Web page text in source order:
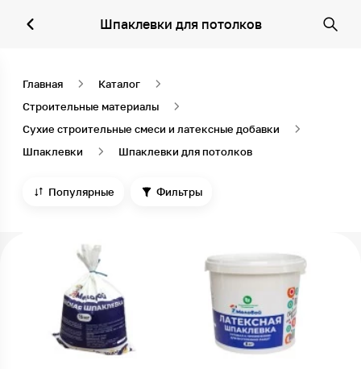
Шпаклевки для потолков
Главная
Каталог
Строительные материалы
Сухие строительные смеси и латексные добавки
Шпаклевки
Шпаклевки для потолков
Популярные Фильтры